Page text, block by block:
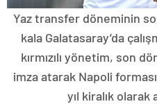
Yaz transfer döneminin
kala Galatasaray’da
kırmızılı yönetim, son
imza atarak Napoli
yıl kiralık olarak